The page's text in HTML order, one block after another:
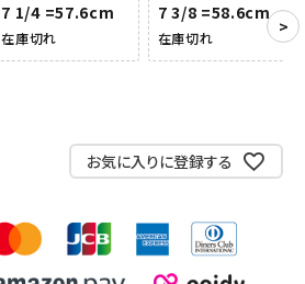
7 1/4 =57.6cm
在庫切れ
7 3/8 =58.6cm
在庫切れ
お気に入りに登録する